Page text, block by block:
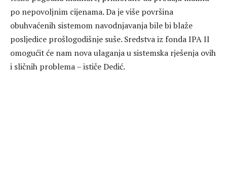
po nepovoljnim cijenama. Da je više površina
obuhvaćenih sistemom navodnjavanja bile bi blaže
posljedice prošlogodišnje suše. Sredstva iz fonda IPA II
omogućit će nam nova ulaganja u sistemska rješenja ovih
i sličnih problema – ističe Dedić.